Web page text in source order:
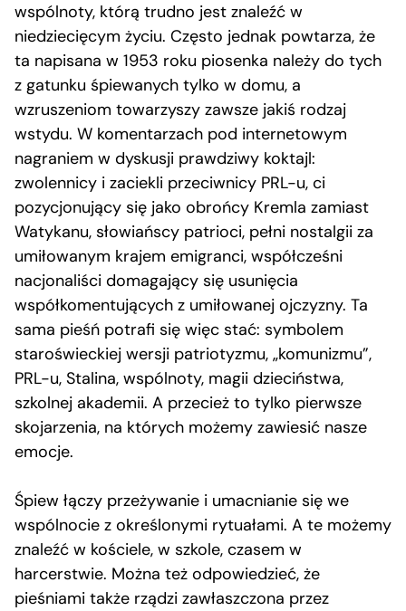
wspólnoty, którą trudno jest znaleźć w
niedziecięcym życiu. Często jednak powtarza, że
ta napisana w 1953 roku piosenka należy do tych
z gatunku śpiewanych tylko w domu, a
wzruszeniom towarzyszy zawsze jakiś rodzaj
wstydu. W komentarzach pod internetowym
nagraniem w dyskusji prawdziwy koktajl:
zwolennicy i zaciekli przeciwnicy PRL-u, ci
pozycjonujący się jako obrońcy Kremla zamiast
Watykanu, słowiańscy patrioci, pełni nostalgii za
umiłowanym krajem emigranci, współcześni
nacjonaliści domagający się usunięcia
współkomentujących z umiłowanej ojczyzny. Ta
sama pieśń potrafi się więc stać: symbolem
staroświeckiej wersji patriotyzmu, „komunizmu”,
PRL-u, Stalina, wspólnoty, magii dzieciństwa,
szkolnej akademii. A przecież to tylko pierwsze
skojarzenia, na których możemy zawiesić nasze
emocje.
Śpiew łączy przeżywanie i umacnianie się we
wspólnocie z określonymi rytuałami. A te możemy
znaleźć w kościele, w szkole, czasem w
harcerstwie. Można też odpowiedzieć, że
pieśniami także rządzi zawłaszczona przez